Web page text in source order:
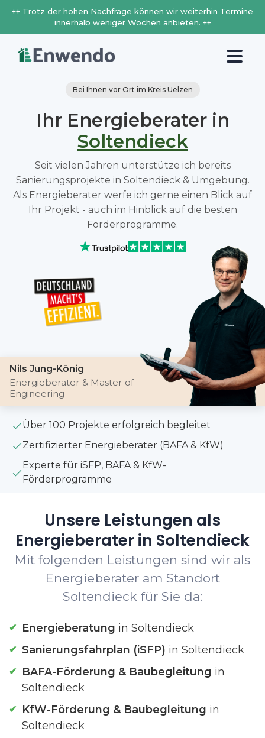
++ Trotz der hohen Nachfrage können wir weiterhin Termine
innerhalb weniger Wochen anbieten. ++
Bei Ihnen vor Ort im Kreis Uelzen
Ihr Energieberater in
Soltendieck
Seit vielen Jahren unterstütze ich bereits
Sanierungsprojekte in Soltendieck & Umgebung.
Als Energieberater werfe ich gerne einen Blick auf
Ihr Projekt - auch im Hinblick auf die besten
Förderprogramme.
Nils Jung-König
Energieberater & Master of
Engineering
Über 100 Projekte erfolgreich begleitet
Zertifizierter Energieberater (BAFA & KfW)
Experte für iSFP, BAFA & KfW-
Förderprogramme
Unsere Leistungen als
Energieberater in Soltendieck
Mit folgenden Leistungen sind wir als
Energieberater am Standort
Soltendieck für Sie da:
Energieberatung in Soltendieck
Sanierungsfahrplan (iSFP) in Soltendieck
BAFA-Förderung & Baubegleitung in
Soltendieck
KfW-Förderung & Baubegleitung in
Soltendieck